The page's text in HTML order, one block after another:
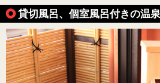
貸切風呂、個室風呂付きの温